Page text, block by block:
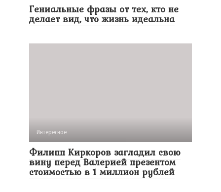
Гениальные фразы от тех, кто не
делает вид, что жизнь идеальна
Интересное
Филипп Киркоров загладил свою
вину перед Валерией презентом
стоимостью в 1 миллион рублей